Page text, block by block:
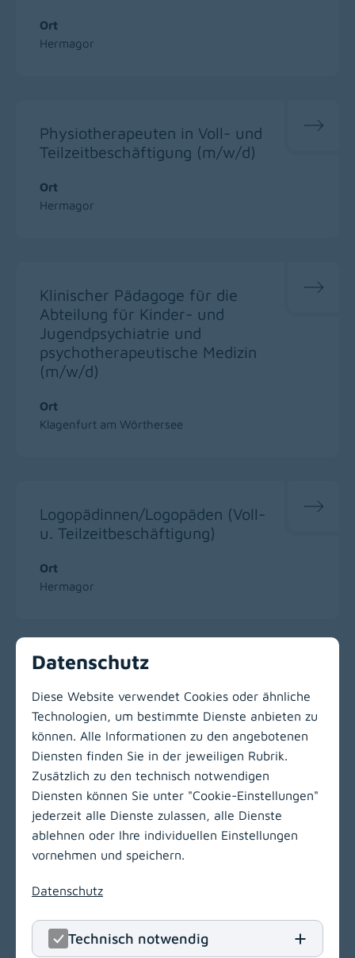
Ort
Hermagor
Physiotherapeuten in Voll- und
Teilzeitbeschäftigung (m/w/d)
Ort
Hermagor
Klinischer Pädagoge für die
Abteilung für Kinder- und
Jugendpsychiatrie und
psychotherapeutische Medizin
(m/w/d)
Ort
Klagenfurt am Wörthersee
Logopädinnen/Logopäden (Voll-
u. Teilzeitbeschäftigung)
Ort
Hermagor
Vorherige
Zur Hauptnavigation
LinkedIn
(opens in
KABEG Management
Kraßniggstraße 15
9020 Klagenfurt am Wörthersee
T+43 463 55212
Eoffice[at]kabeg.at
Datenschutz
Diese Website verwendet Cookies oder ähnliche
Technologien, um bestimmte Dienste anbieten zu
können. Alle Informationen zu den angebotenen
Diensten finden Sie in der jeweiligen Rubrik.
Zusätzlich zu den technisch notwendigen
Diensten können Sie unter "Cookie-Einstellungen"
jederzeit alle Dienste zulassen, alle Dienste
ablehnen oder Ihre individuellen Einstellungen
vornehmen und speichern.
Datenschutz
Technisch notwendig